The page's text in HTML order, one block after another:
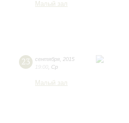
Малый зал
23 сентября 2015
19:00 Ср
Малый зал